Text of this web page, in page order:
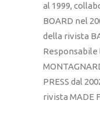
al 1999,
BOARD nel
della rivista
PRESS dal
rivista MADE